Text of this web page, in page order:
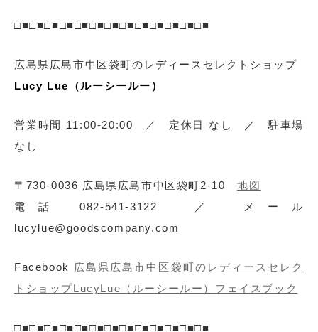
□■□■□■□■□■□■□■□■□■□■□■□■□■
広島県広島市中区袋町のレディースセレクトショップ
Lucy Lue（ルーシールー）
営業時間 11:00-20:00 ／ 定休日 なし ／ 駐車場
なし
〒730-0036 広島県広島市中区袋町2-10 地図
電話 082-541-3122 ／ メール
lucylue@goodscompany.com
Facebook 広島県広島市中区袋町のレディースセレク
トショップLucyLue（ルーシールー）フェイスブック
□■□■□■□■□■□■□■□■□■□■□■□■□■